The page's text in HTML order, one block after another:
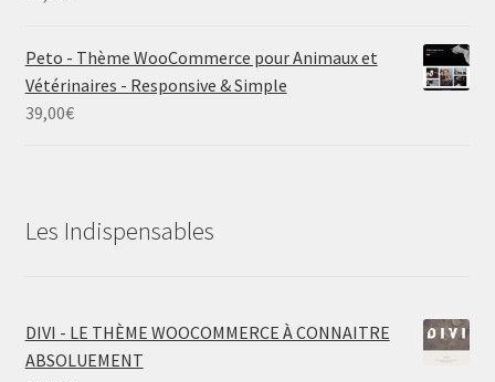
Peto - Thème WooCommerce pour Animaux et
Vétérinaires - Responsive & Simple
39,00€
Les Indispensables
DIVI - LE THÈME WOOCOMMERCE À CONNAITRE
ABSOLUEMENT